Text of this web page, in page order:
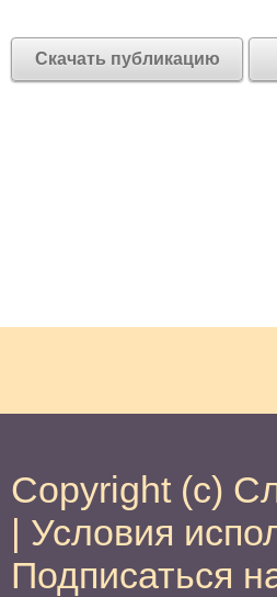
Скачать публикацию
Copyright (c)
| Условия
Подписаться